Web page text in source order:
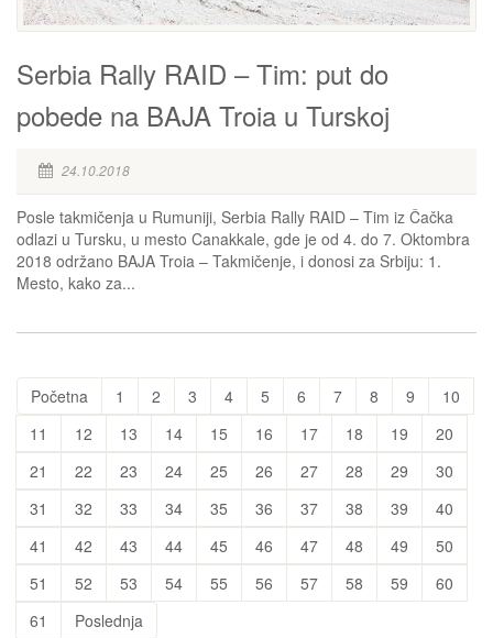
Serbia Rally RAID – Tim: put do
pobede na BAJA Troia u Turskoj
24.10.2018
Posle takmičenja u Rumuniji, Serbia Rally RAID – Tim iz Čačka
odlazi u Tursku, u mesto Canakkale, gde je od 4. do 7. Oktombra
2018 održano BAJA Troia – Takmičenje, i donosi za Srbiju: 1.
Mesto, kako za...
Početna 1 2 3 4 5 6 7 8 9
10
11
12 13 14 15 16 17 18 19
20
21
22 23 24 25 26 27 28 29
30
31
32 33 34 35 36 37 38 39
40
41
42 43 44 45 46 47 48 49
50
51
52 53 54 55 56 57 58 59
60
61
Poslednja